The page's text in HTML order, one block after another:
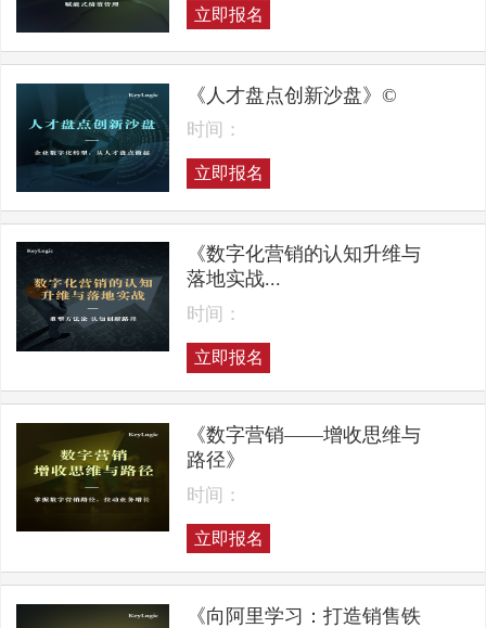
立即报名
《人才盘点创新沙盘》©
时间：
立即报名
《数字化营销的认知升维与
落地实战...
时间：
立即报名
《数字营销——增收思维与
路径》
时间：
立即报名
《向阿里学习：打造销售铁